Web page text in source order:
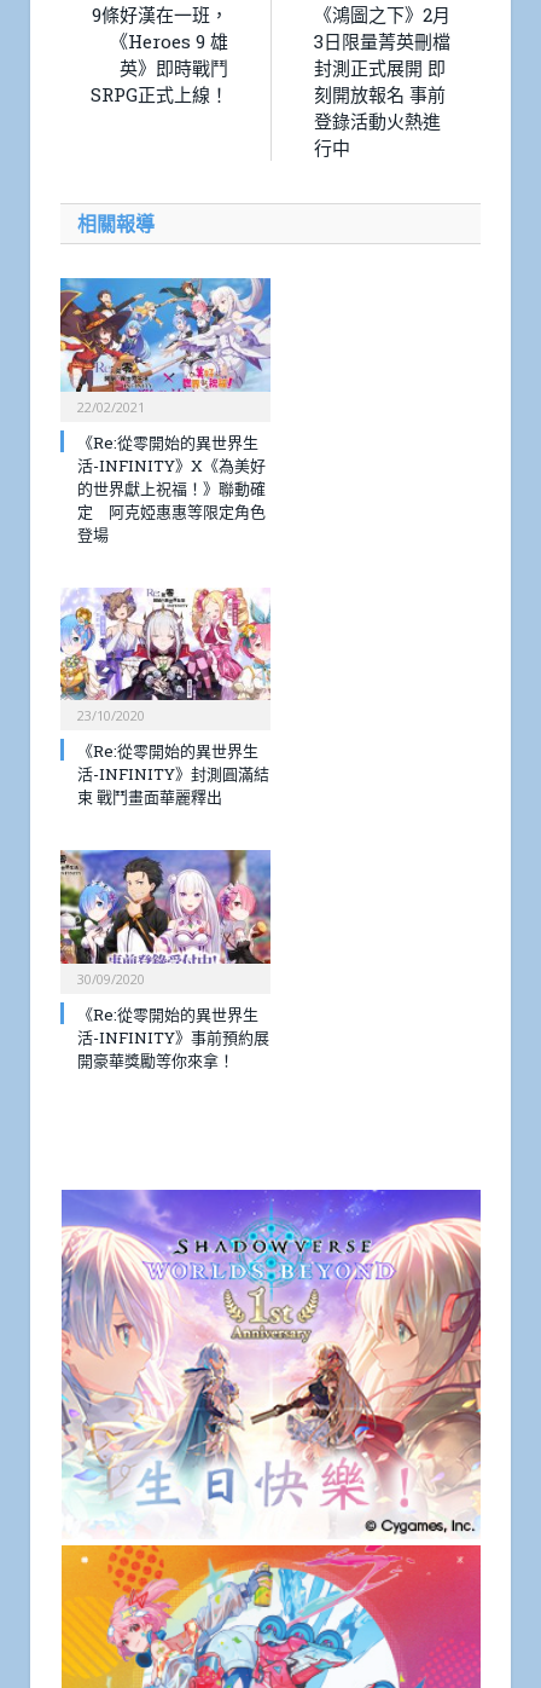
9條好漢在一班，
《Heroes 9 雄
英》即時戰鬥
SRPG正式上線！
《鴻圖之下》2月
3日限量菁英刪檔
封測正式展開 即
刻開放報名 事前
登錄活動火熱進
行中
相關報導
22/02/2021
《Re:從零開始的異世界生
活-INFINITY》X《為美好
的世界獻上祝福！》聯動確
定 阿克婭惠惠等限定角色
登場
23/10/2020
《Re:從零開始的異世界生
活-INFINITY》封測圓滿結
束 戰鬥畫面華麗釋出
30/09/2020
《Re:從零開始的異世界生
活-INFINITY》事前預約展
開豪華獎勵等你來拿！